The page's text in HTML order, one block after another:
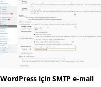
WordPress için SMTP e-mail